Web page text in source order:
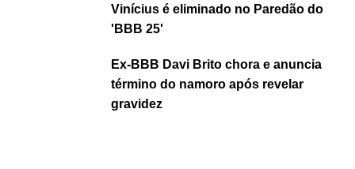
Vinícius é eliminado no Paredão do
'BBB 25'
Ex-BBB Davi Brito chora e anuncia
término do namoro após revelar
gravidez